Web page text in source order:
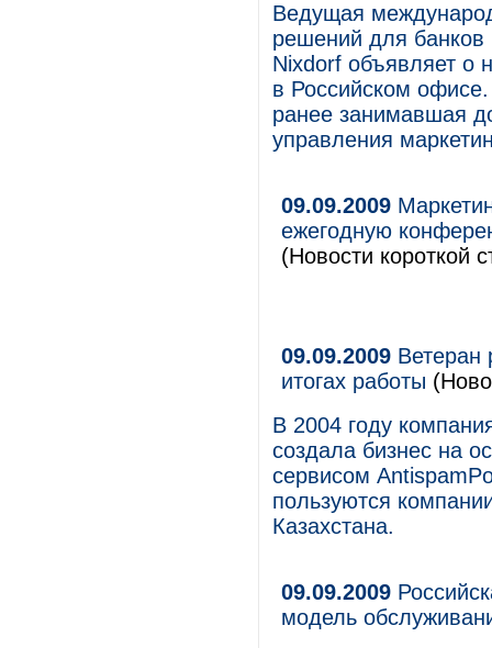
Ведущая
решений для банков
Nixdorf объявляет о
в Российском
ранее занимавшая
управления
09.09.2009
ежегодную
(Новости короткой
09.09.2009 Ветеран
итогах работы
В 2004 году
создала бизнес на
сервисом
пользуются
Казахстана.
09.09.2009
модель